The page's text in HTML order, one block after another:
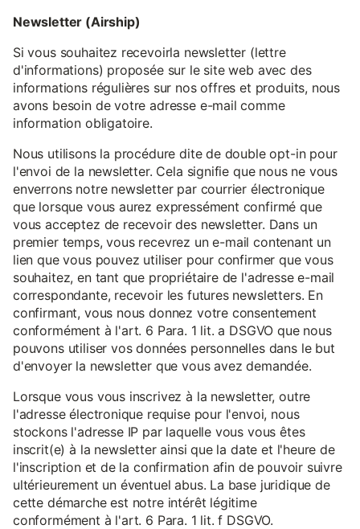
Newsletter (Airship)
Si vous souhaitez recevoirla newsletter (lettre
d'informations) proposée sur le site web avec des
informations régulières sur nos offres et produits, nous
avons besoin de votre adresse e-mail comme
information obligatoire.
Nous utilisons la procédure dite de double opt-in pour
l'envoi de la newsletter. Cela signifie que nous ne vous
enverrons notre newsletter par courrier électronique
que lorsque vous aurez expressément confirmé que
vous acceptez de recevoir des newsletter. Dans un
premier temps, vous recevrez un e-mail contenant un
lien que vous pouvez utiliser pour confirmer que vous
souhaitez, en tant que propriétaire de l'adresse e-mail
correspondante, recevoir les futures newsletters. En
confirmant, vous nous donnez votre consentement
conformément à l'art. 6 Para. 1 lit. a DSGVO que nous
pouvons utiliser vos données personnelles dans le but
d'envoyer la newsletter que vous avez demandée.
Lorsque vous vous inscrivez à la newsletter, outre
l'adresse électronique requise pour l'envoi, nous
stockons l'adresse IP par laquelle vous vous êtes
inscrit(e) à la newsletter ainsi que la date et l'heure de
l'inscription et de la confirmation afin de pouvoir suivre
ultérieurement un éventuel abus. La base juridique de
cette démarche est notre intérêt légitime
conformément à l'art. 6 Para. 1 lit. f DSGVO.